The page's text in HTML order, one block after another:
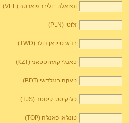
ונצואלה בוליבר פוארטה (VEF)
זלוטי (PLN)
חדש טייוואן דולר (TWD)
טאנג'י קאזחסטאני (KZT)
טאקה בנגלדשי (BDT)
טג'יקיסטן קיסטני (TJS)
טונג'אן פאנג'ה (TOP)